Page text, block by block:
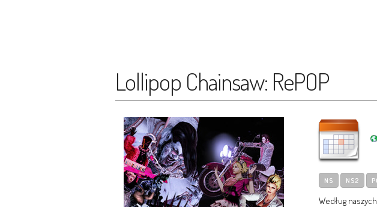
Lollipop Chainsaw: RePOP
NS NS2
Według